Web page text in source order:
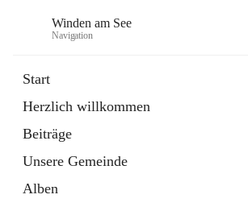
Winden am See
Navigation
Start
Herzlich willkommen
Beiträge
Unsere Gemeinde
Alben
Externe Webseite
in
Tab
Bebauungsplan
öffnet
in
neuem